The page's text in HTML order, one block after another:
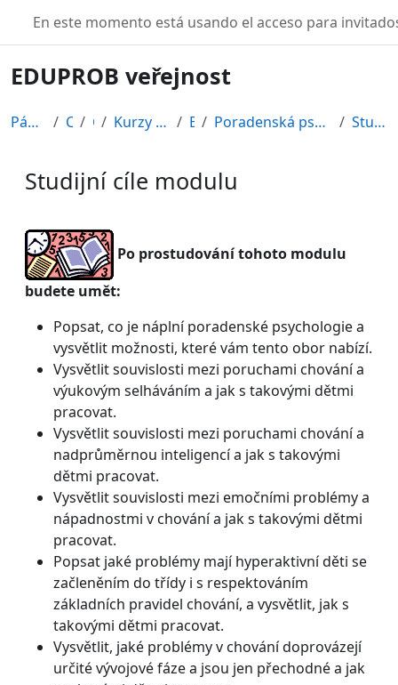
TURBO
En este momento está usando el acceso para
EDUPROB veřejnost
Página Principal Cursos CDV Kurzy připravené v rámci ESF EDU-V Poradenská psychologie se zaměřením na problémy ch... Studijní cíle modulu
Studijní cíle modulu
Requisitos de finalización
Po prostudování tohoto modulu
budete umět:
Popsat, co je náplní poradenské psychologie a
vysvětlit možnosti, které vám tento obor nabízí.
Vysvětlit souvislosti mezi poruchami chování a
výukovým selháváním a jak s takovými dětmi
pracovat.
Vysvětlit souvislosti mezi poruchami chování a
nadprůměrnou inteligencí a jak s takovými
dětmi pracovat.
Vysvětlit souvislosti mezi emočními problémy a
nápadnostmi v chování a jak s takovými dětmi
pracovat.
Popsat jaké problémy mají hyperaktivní děti se
začleněním do třídy i s respektováním
základních pravidel chování, a vysvětlit, jak s
takovými dětmi pracovat.
Vysvětlit, jaké problémy v chování doprovázejí
určité vývojové fáze a jsou jen přechodné a jak